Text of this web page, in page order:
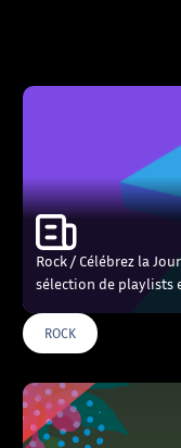
Rock / Célébrez la
sélection de playlists
ROCK